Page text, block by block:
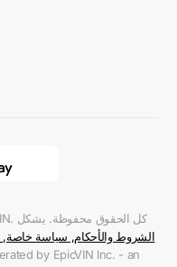
الشروط والأحكام, سياسة خاصة,
by EpicVIN Inc. - an